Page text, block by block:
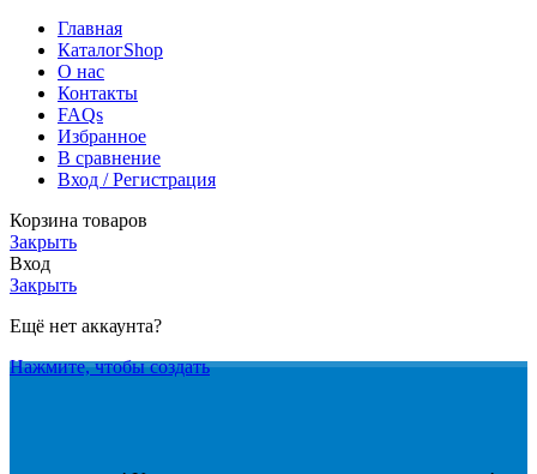
Главная
КаталогShop
О нас
Контакты
FAQs
Избранное
В сравнение
Вход / Регистрация
Корзина товаров
Закрыть
Вход
Закрыть
Ещё нет аккаунта?
Нажмите, чтобы создать